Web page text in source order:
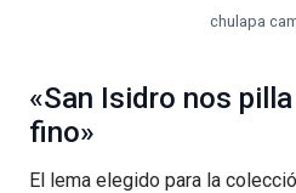
chulapa
«San Isidro nos
fino»
El lema elegido para la